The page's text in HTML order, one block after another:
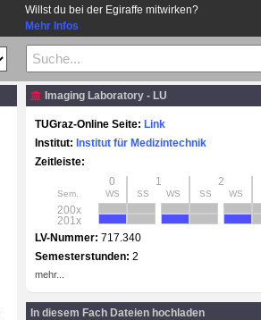
Willst du bei der Egiraffe mitwirken?
Mehr Infos
Imaging Laboratory - LU
TUGraz-Online Seite: Link
Institut: Institut für Medizintechnik
Zeitleiste:
0
1 2
Sem. WS SS WS SS WS
200x
201x
LV-Nummer: 717.340
Semesterstunden: 2
mehr...
In diesem Fach Dateien hochladen